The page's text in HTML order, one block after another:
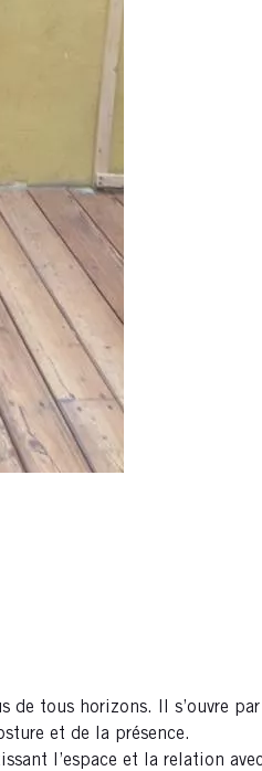
tous horizons. Il s’ouvre
et de la présence.
l’espace et la relation